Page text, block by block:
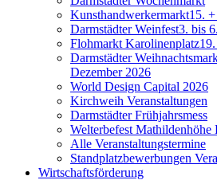
Kunsthandwerkermarkt15.
Darmstädter Weinfest3. bis
Flohmarkt Karolinenplatz
Darmstädter
Dezember 2026
World Design Capital 2026
Kirchweih Veranstaltungen
Darmstädter Frühjahrsmess
Welterbefest Mathildenhöhe
Alle Veranstaltungstermine
Standplatzbewerbungen
Wirtschaftsförderung